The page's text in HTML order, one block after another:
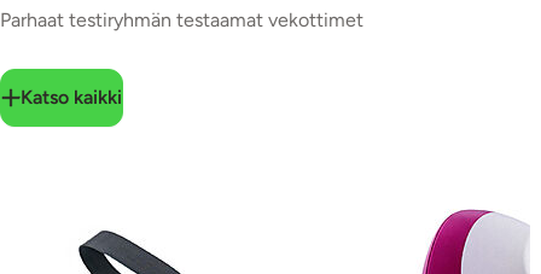
Parhaat testiryhmän testaamat vekottimet
Katso kaikki